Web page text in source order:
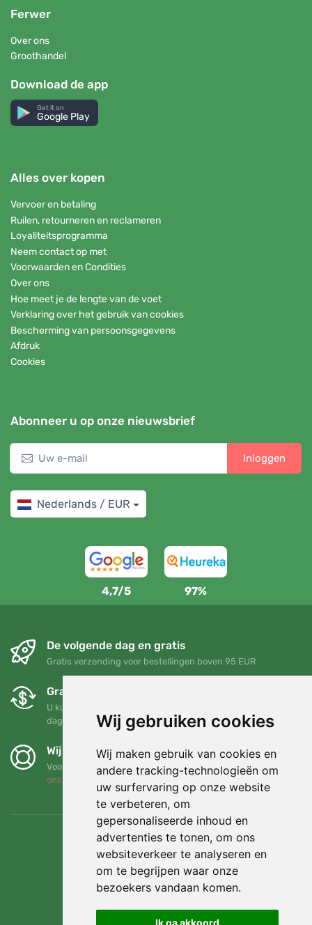
Wij gebruiken cookies
Wij maken gebruik van cookies en
andere tracking-technologieën om
uw surfervaring op onze website
te verbeteren, om
gepersonaliseerde inhoud en
advertenties te tonen, om ons
websiteverkeer te analyseren en
om te begrijpen waar onze
bezoekers vandaan komen.
Ik ga akkoord
Ferwer
Over ons
Groothandel
Download de app
Get it on
Google Play
Alles over kopen
Vervoer en betaling
Ruilen, retourneren en reclameren
Loyaliteitsprogramma
Neem contact op met
Voorwaarden en Condities
Over ons
Hoe meet je de lengte van de voet
Verklaring over het gebruik van cookies
Bescherming van persoonsgegevens
Afdruk
Cookies
Abonneer u op onze nieuwsbrief
Inloggen
Nederlands / EUR
4,7/5 97%
De volgende dag en gratis
Gratis verzending voor bestellingen boven 95 EUR
Gratis ruilen en retourneren
U kunt uw bestelling op elk gewenst moment binnen 90
dagen retourneren of ruilen
Wij steunen Trees.org
Voor elke bestelling planten we een boom! Lees meer Over
ons